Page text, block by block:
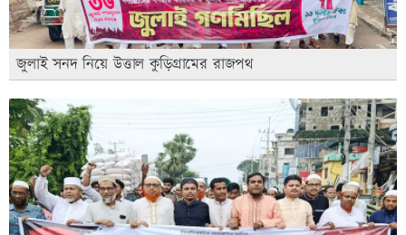
জুলাই সনদ নিয়ে উত্তাল কুড়িগ্রামের রাজপথ